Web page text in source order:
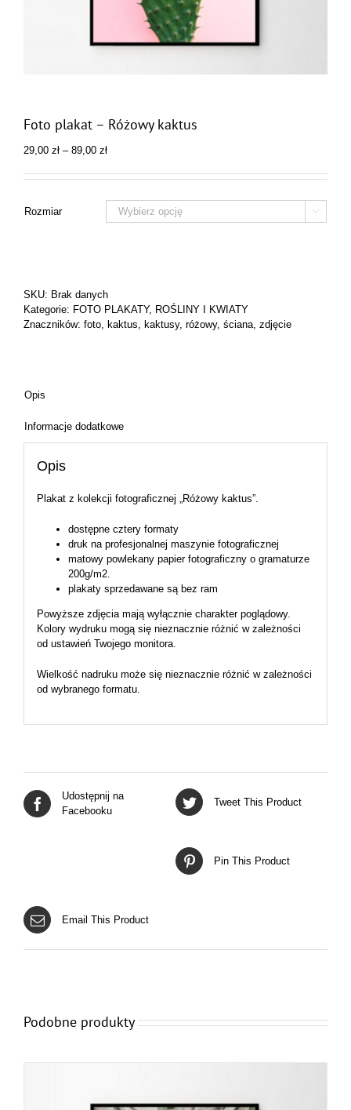
Foto plakat – Różowy kaktus
29,00 zł – 89,00 złZakres
od
89,00 zł
Rozmiar 
SKU: Brak danych
Kategorie: FOTO PLAKATY, ROŚLINY I KWIATY
Znaczników: foto, kaktus, kaktusy, różowy, ściana, zdjęcie
Opis
Informacje dodatkowe
Opis
Plakat z kolekcji fotograficznej „Różowy kaktus”.
dostępne cztery formaty
druk na profesjonalnej maszynie fotograficznej
matowy powlekany papier fotograficzny o gramaturze
200g/m2.
plakaty sprzedawane są bez ram
Powyższe zdjęcia mają wyłącznie charakter poglądowy.
Kolory wydruku mogą się nieznacznie różnić w zależności
od ustawień Twojego monitora.
Wielkość nadruku może się nieznacznie różnić w zależności
od wybranego formatu.
Udostępnij na
Facebooku
Tweet This Product
Pin This Product
Email This Product
Podobne produkty